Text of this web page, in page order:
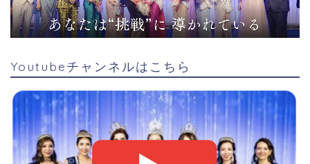
Youtubeチャンネルはこちら